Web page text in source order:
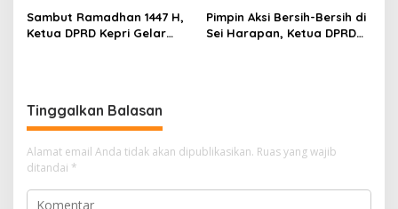
Terus Berlanj
Instrumen Kendali Inflasi
Sambut Ramadhan 1447 H,
Ketua DPRD Kepri Gelar
Pimpin Aksi Bersih-Bersih di
Sei Harapan, Ketua DPRD
Tinggalkan Balasan
Alamat email Anda tidak akan dipublikasikan. Ruas yang wajib
ditandai *